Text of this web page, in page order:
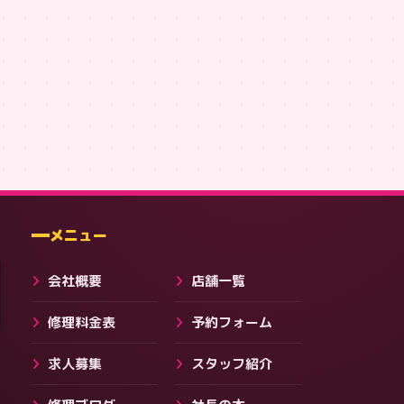
メニュー
会社概要 店舗一覧
修理料金表 予約フォーム
求人募集 スタッフ紹介